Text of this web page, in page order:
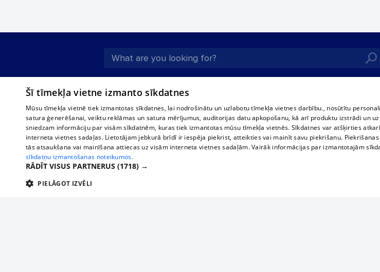
About us
For business
Tariffs
Privacy policy
Cookie settings
international schedules
Bus tickets
Train tickets
Contract rules
360 Ziņas kontakti
Šī tīmekļa vietne izmanto sīkdatnes
Mūsu tīmekļa vietnē tiek izmantotas sīkdatnes, lai nodrošinātu un uzlabotu tīmekļa vietnes darbību., nosūtītu
satura ģenerēšanai, veiktu reklāmas un satura mērījumus, auditorijas datu apkopošanu, kā arī produktu izstrādi un
sniedzam informāciju par visām sīkdatnēm, kuras tiek izmantotas mūsu tīmekļa vietnēs. Sīkdatnes var atšķirties
interneta vietnes sadaļas. Lietotājam jebkurā brīdī ir iespēja piekrist, atteikties vai mainīt savu piekrišanu.
tās atsaukšana vai mainīšana attiecas uz visām interneta vietnes sadaļām. Vairāk informācijas par izmantotajām
sīkdatņu izmantošanas noteikumos.
RĀDĪT VISUS PARTNERUS (1718) →
PIELĀGOT IZVĒLI